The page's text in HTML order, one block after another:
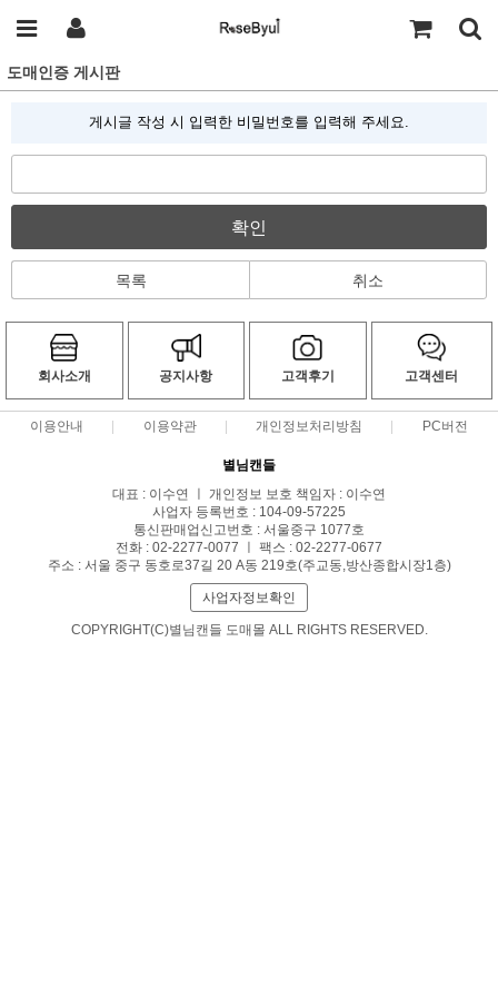
도매인증 게시판
게시글 작성 시 입력한 비밀번호를 입력해 주세요.
확인
목록 취소
회사소개 공지사항 고객후기 고객센터
이용안내 이용약관 개인정보처리방침 PC버전
별님캔들
대표 : 이수연 ㅣ 개인정보 보호 책임자 : 이수연
사업자 등록번호 : 104-09-57225
통신판매업신고번호 : 서울중구 1077호
전화 : 02-2277-0077 ㅣ 팩스 : 02-2277-0677
주소 : 서울 중구 동호로37길 20 A동 219호(주교동,방산종합시장1층)
사업자정보확인
COPYRIGHT(C)별님캔들 도매몰 ALL RIGHTS RESERVED.